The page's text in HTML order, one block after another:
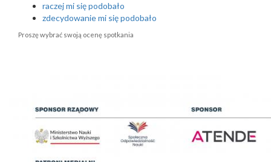
raczej mi się podobało
zdecydowanie mi się podobało
Proszę wybrać swoją ocenę spotkania